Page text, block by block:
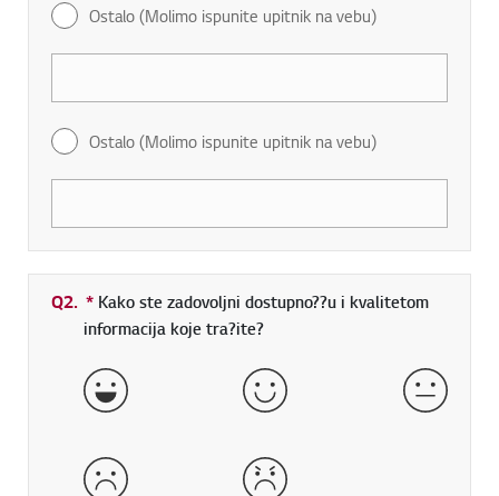
Ostalo (Molimo ispunite upitnik na vebu)
Ostalo (Molimo ispunite upitnik na vebu)
Q2. * Obavezno polje
Kako ste zadovoljni dostupno??u i kvalitetom
informacija koje tra?ite?
Vrlo dobro Dobro
Loše Vrlo loše